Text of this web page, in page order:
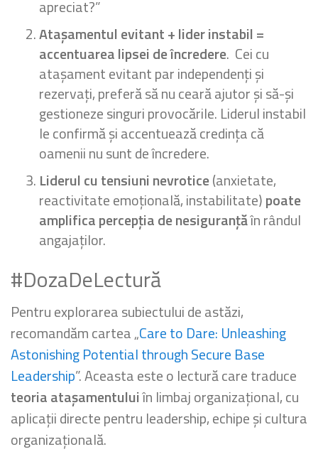
apreciat?”
Atașamentul evitant + lider instabil =
accentuarea lipsei de încredere. Cei cu
atașament evitant par independenți și
rezervați, preferă să nu ceară ajutor și să-și
gestioneze singuri provocările. Liderul instabil
le confirmă și accentuează credința că
oamenii nu sunt de încredere.
Liderul cu tensiuni nevrotice(anxietate,
reactivitate emoțională, instabilitate)poate
amplifica percepția de nesiguranțăîn rândul
angajaților.
#DozaDeLectură
Pentru explorarea subiectului de astăzi,
recomandăm cartea „Care to Dare: Unleashing
Astonishing Potential through Secure Base
Leadership”. Aceasta este o lectură care traduce
teoria atașamentuluiîn limbaj organizațional, cu
aplicații directe pentru leadership, echipe și cultura
organizațională.